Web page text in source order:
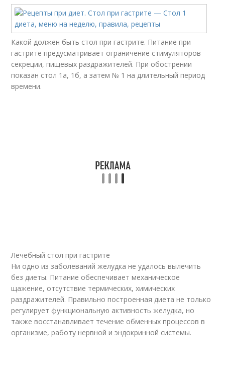
Какой должен быть стол при гастрите. Питание при
гастрите предусматривает ограничение стимуляторов
секреции, пищевых раздражителей. При обострении
показан стол 1а, 1б, а затем № 1 на длительный период
времени.
Лечебный стол при гастрите
Ни одно из заболеваний желудка не удалось вылечить
без диеты. Питание обеспечивает механическое
щажение, отсутствие термических, химических
раздражителей. Правильно построенная диета не только
регулирует функциональную активность желудка, но
также восстанавливает течение обменных процессов в
организме, работу нервной и эндокринной системы.